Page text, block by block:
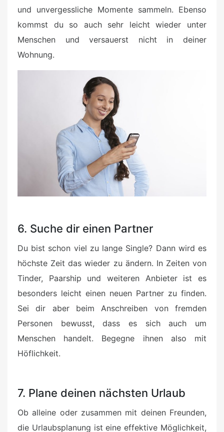
und unvergessliche Momente sammeln. Ebenso
kommst du so auch sehr leicht wieder unter
Menschen und versauerst nicht in deiner
Wohnung.
6. Suche dir einen Partner
Du bist schon viel zu lange Single? Dann wird es
höchste Zeit das wieder zu ändern. In Zeiten von
Tinder, Paarship und weiteren Anbieter ist es
besonders leicht einen neuen Partner zu finden.
Sei dir aber beim Anschreiben von fremden
Personen bewusst, dass es sich auch um
Menschen handelt. Begegne ihnen also mit
Höflichkeit.
7. Plane deinen nächsten Urlaub
Ob alleine oder zusammen mit deinen Freunden,
die Urlaubsplanung ist eine effektive Möglichkeit,